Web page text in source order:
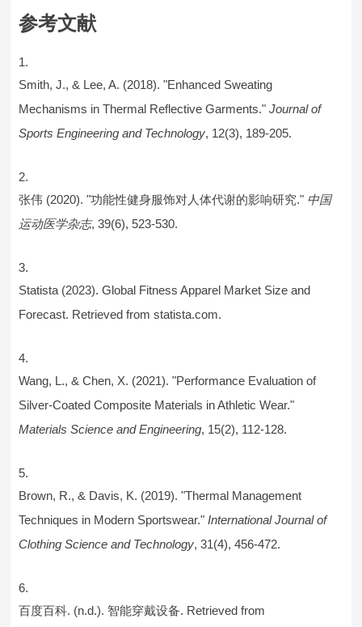
参考文献
Smith, J., & Lee, A. (2018). "Enhanced Sweating
Mechanisms in Thermal Reflective Garments."Journal of
Sports Engineering and Technology, 12(3), 189-205.
张伟 (2020). "功能性健身服饰对人体代谢的影响研究." 中国
运动医学杂志, 39(6), 523-530.
Statista (2023). Global Fitness Apparel Market Size and
Forecast. Retrieved from statista.com.
Wang, L., & Chen, X. (2021). "Performance Evaluation of
Silver-Coated Composite Materials in Athletic Wear."
Materials Science and Engineering, 15(2), 112-128.
Brown, R., & Davis, K. (2019). "Thermal Management
Techniques in Modern Sportswear."International Journal of
Clothing Science and Technology, 31(4), 456-472.
百度百科. (n.d.). 智能穿戴设备. Retrieved from